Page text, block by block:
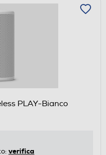
PLAY-Bianco
verifica